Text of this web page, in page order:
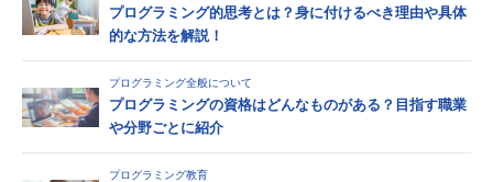
プログラミング的思考とは？身に付けるべき理由や具体
的な方法を解説！
プログラミング全般について
プログラミングの資格はどんなものがある？目指す職業
や分野ごとに紹介
プログラミング教育